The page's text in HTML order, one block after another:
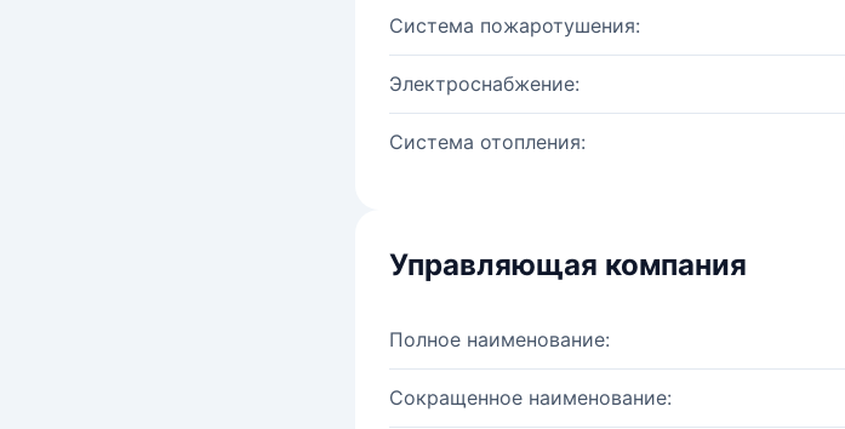
Система пожаротушения:
Электроснабжение:
Система отопления:
Управляющая компания
Полное наименование:
Сокращенное наименование: